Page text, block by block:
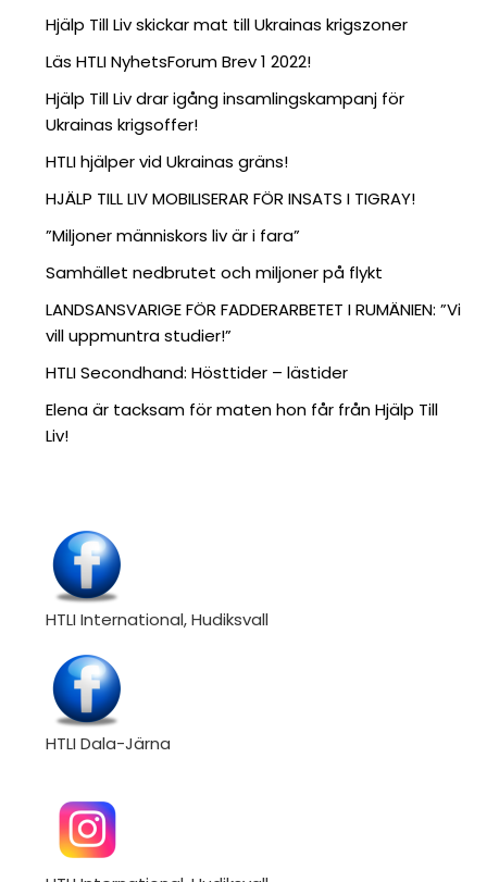
Hjälp Till Liv skickar mat till Ukrainas krigszoner
Läs HTLI NyhetsForum Brev 1 2022!
Hjälp Till Liv drar igång insamlingskampanj för
Ukrainas krigsoffer!
HTLI hjälper vid Ukrainas gräns!
HJÄLP TILL LIV MOBILISERAR FÖR INSATS I TIGRAY!
”Miljoner människors liv är i fara”
Samhället nedbrutet och miljoner på flykt
LANDSANSVARIGE FÖR FADDERARBETET I RUMÄNIEN: ”Vi
vill uppmuntra studier!”
HTLI Secondhand: Hösttider – lästider
Elena är tacksam för maten hon får från Hjälp Till
Liv!
HTLI International, Hudiksvall
HTLI Dala-Järna